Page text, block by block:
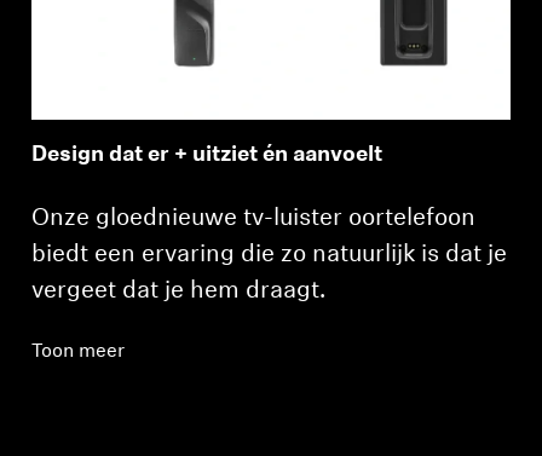
Design dat er + uitziet én aanvoelt
Onze gloednieuwe tv-luister oortelefoon
biedt een ervaring die zo natuurlijk is dat je
vergeet dat je hem draagt.
Toon meer